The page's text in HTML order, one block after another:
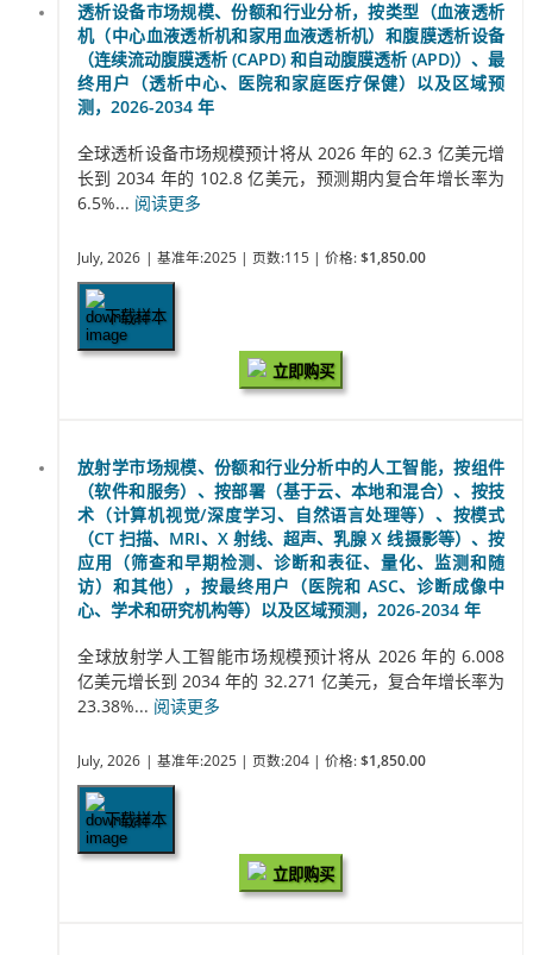
透析设备市场规模、份额和行业分析，按类型（血液透析
机（中心血液透析机和家用血液透析机）和腹膜透析设备
（连续流动腹膜透析 (CAPD) 和自动腹膜透析 (APD)）、最
终用户（透析中心、医院和家庭医疗保健）以及区域预
测，2026-2034 年
全球透析设备市场规模预计将从 2026 年的 62.3 亿美元增
长到 2034 年的 102.8 亿美元，预测期内复合年增长率为
6.5%... 阅读更多
July, 2026 | 基准年:2025 | 页数:115 | 价格: $1,850.00
下载样本
立即购买
放射学市场规模、份额和行业分析中的人工智能，按组件
（软件和服务）、按部署（基于云、本地和混合）、按技
术（计算机视觉/深度学习、自然语言处理等）、按模式
（CT 扫描、MRI、X 射线、超声、乳腺 X 线摄影等）、按
应用（筛查和早期检测、诊断和表征、量化、监测和随
访）和其他），按最终用户（医院和 ASC、诊断成像中
心、学术和研究机构等）以及区域预测，2026-2034 年
全球放射学人工智能市场规模预计将从 2026 年的 6.008
亿美元增长到 2034 年的 32.271 亿美元，复合年增长率为
23.38%... 阅读更多
July, 2026 | 基准年:2025 | 页数:204 | 价格: $1,850.00
下载样本
立即购买